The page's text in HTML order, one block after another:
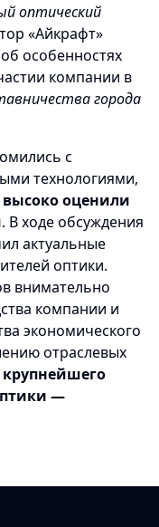
оптический
«Айкрафт»
особенностях
компании в
города
с
технологиями,
высоко оценили
. В ходе обсуждения
актуальные
оптики.
внимательно
компании и
экономического
отраслевых
крупнейшего
—